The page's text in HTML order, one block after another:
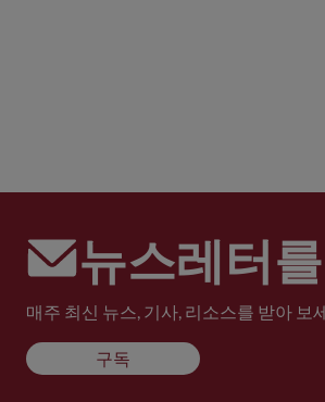
뉴스레터를
매주 최신 뉴스, 기사, 리소스를 받아 보
구독